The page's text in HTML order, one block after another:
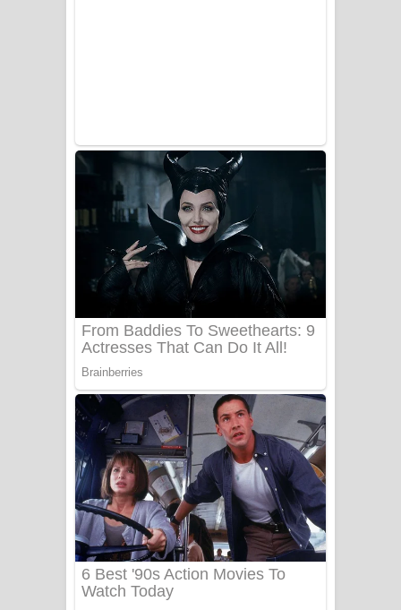
Aye Lanweela Song Lyrics - ආයේ
ලංවීලා ගීතයේ පද පෙළ
Ala purannata Song Lyrics - ආල
පුරන්නට ගීතයේ පද පෙළ
FEVER DREAM Lyrics - Alex Warren
BTS : Hooligan Lyrics
Apa Hamuwee Song Lyrics - අප හමුවී
ගීතයේ පද පෙළ
PATHINIYE Song Lyrics - පතිනියනේ
ගීතයේ පද පෙළ
Sorry Sir Song Lyrics - සොරි සර්
ගීතයේ පද පෙළ